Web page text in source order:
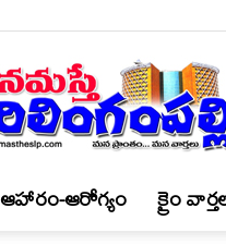
ఆహారం-ఆరోగ్యం క్రైం